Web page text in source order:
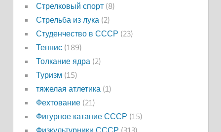
Стрелковый спорт(8)
Стрельба из лука(2)
Студенчество в СССР (23)
Теннис(189)
Толкание ядра(2)
Туризм (15)
тяжелая атлетика(1)
Фехтование(21)
Фигурное катание СССР (15)